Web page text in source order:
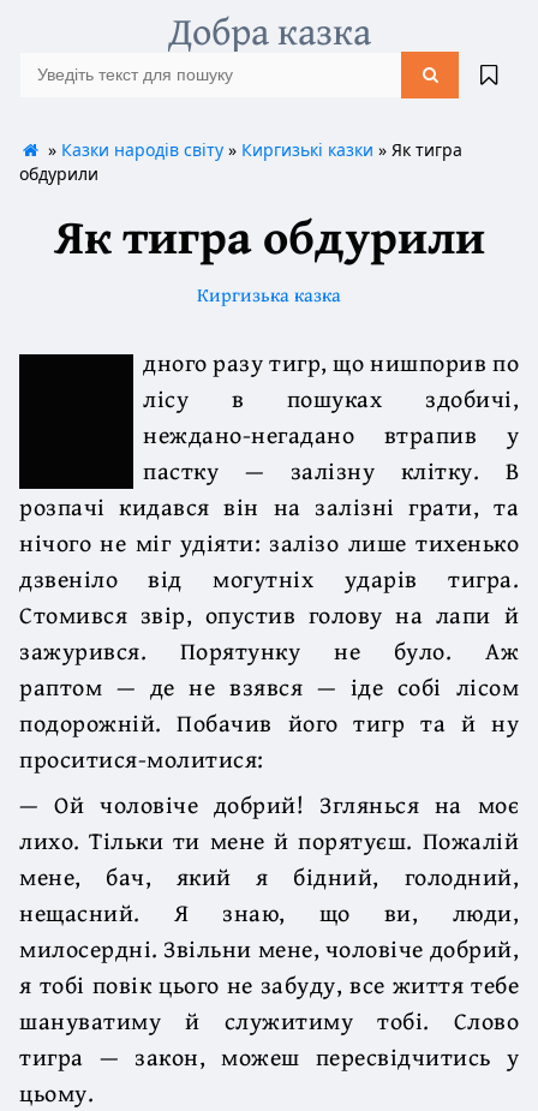
Добра казка
» Казки народів світу» Киргизькі казки » Як тигра
обдурили
Як тигра обдурили
Киргизька казка
дного разу тигр, що нишпорив по
лісу в пошуках здобичі,
неждано-негадано втрапив у
пастку — залізну клітку. В
розпачі кидався він на залізні грати, та
нічого не міг удіяти: залізо лише тихенько
дзвеніло від могутніх ударів тигра.
Стомився звір, опустив голову на лапи й
зажурився. Порятунку не було. Аж
раптом — де не взявся — іде собі лісом
подорожній. Побачив його тигр та й ну
проситися-молитися:
— Ой чоловіче добрий! Зглянься на моє
лихо. Тільки ти мене й порятуєш. Пожалій
мене, бач, який я бідний, голодний,
нещасний. Я знаю, що ви, люди,
милосердні. Звільни мене, чоловіче добрий,
я тобі повік цього не забуду, все життя тебе
шануватиму й служитиму тобі. Слово
тигра — закон, можеш пересвідчитись у
цьому.